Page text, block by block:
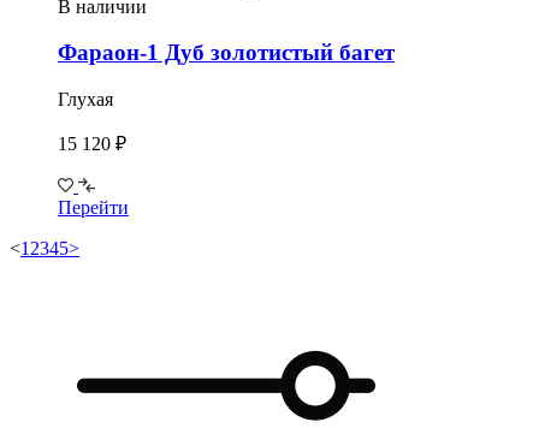
В наличии
Фараон-1 Дуб золотистый багет
Глухая
15 120 ₽
Перейти
<1 2345>